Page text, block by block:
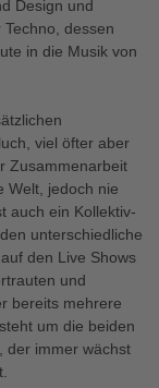
Design und
dessen
in die Musik von
viel öfter aber
Zusammenarbeit
Welt, jedoch nie
auch ein Kollektiv-
unterschiedliche
den Live Shows
und
bereits mehrere
um die beiden
der immer wächst